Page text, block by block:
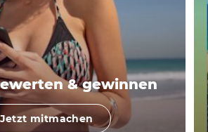
& gewinnen
Jetzt mitmachen